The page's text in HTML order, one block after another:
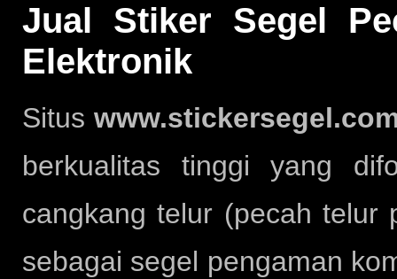
Jual Stiker Segel
Elektronik
Situs
berkualitas tinggi yang
cangkang telur (pecah telur
sebagai segel pengaman